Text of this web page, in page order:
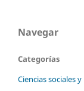
Navegar
Categorías
Ciencias sociales